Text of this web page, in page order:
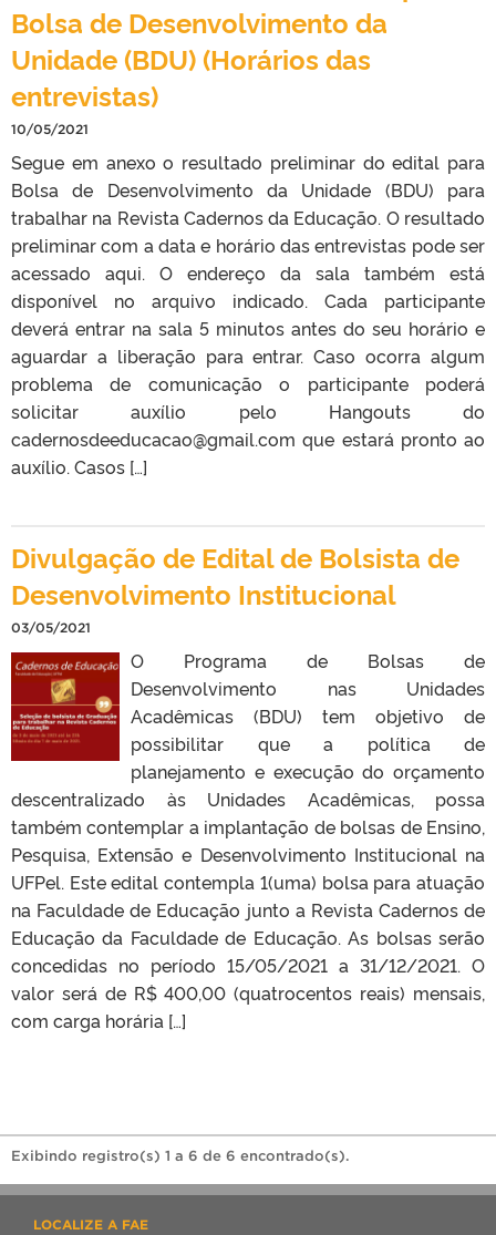
Bolsa de Desenvolvimento da
Unidade (BDU) (Horários das
entrevistas)
10/05/2021
Segue em anexo o resultado preliminar do edital para
Bolsa de Desenvolvimento da Unidade (BDU) para
trabalhar na Revista Cadernos da Educação. O resultado
preliminar com a data e horário das entrevistas pode ser
acessado aqui. O endereço da sala também está
disponível no arquivo indicado. Cada participante
deverá entrar na sala 5 minutos antes do seu horário e
aguardar a liberação para entrar. Caso ocorra algum
problema de comunicação o participante poderá
solicitar auxílio pelo Hangouts do
cadernosdeeducacao@gmail.com que estará pronto ao
auxílio. Casos […]
Divulgação de Edital de Bolsista de
Desenvolvimento Institucional
03/05/2021
O Programa de Bolsas de
Desenvolvimento nas Unidades
Acadêmicas (BDU) tem objetivo de
possibilitar que a política de
planejamento e execução do orçamento
descentralizado às Unidades Acadêmicas, possa
também contemplar a implantação de bolsas de Ensino,
Pesquisa, Extensão e Desenvolvimento Institucional na
UFPel. Este edital contempla 1(uma) bolsa para atuação
na Faculdade de Educação junto a Revista Cadernos de
Educação da Faculdade de Educação. As bolsas serão
concedidas no período 15/05/2021 a 31/12/2021. O
valor será de R$ 400,00 (quatrocentos reais) mensais,
com carga horária […]
Exibindo registro(s) 1 a 6 de 6 encontrado(s).
LOCALIZE A FAE